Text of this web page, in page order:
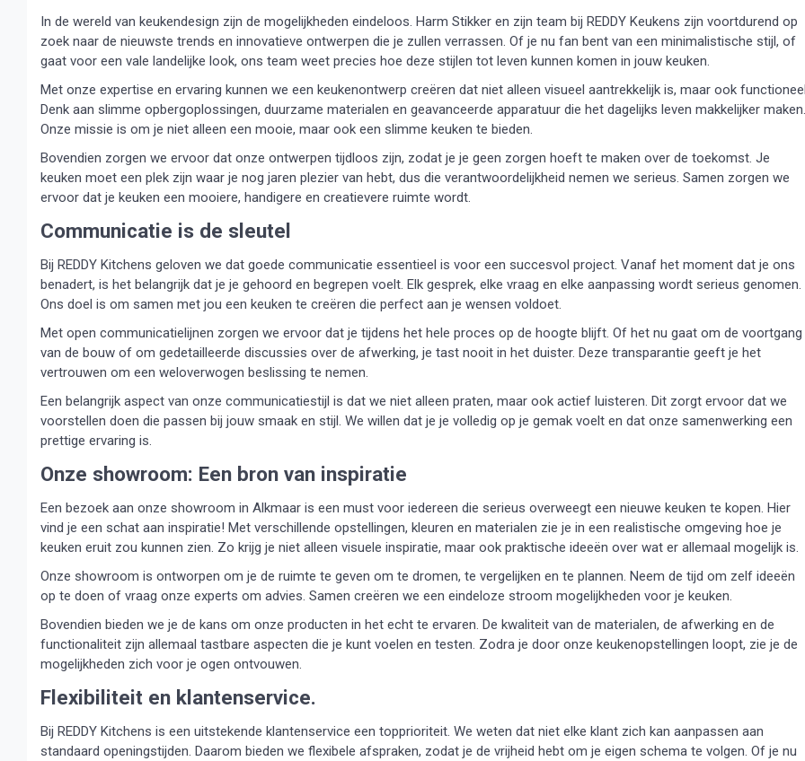
In de wereld van keukendesign zijn de mogelijkheden eindeloos. Harm Stikker en zijn team bij REDDY Keukens zijn voortdurend op
zoek naar de nieuwste trends en innovatieve ontwerpen die je zullen verrassen. Of je nu fan bent van een minimalistische stijl, of
gaat voor een vale landelijke look, ons team weet precies hoe deze stijlen tot leven kunnen komen in jouw keuken.
Met onze expertise en ervaring kunnen we een keukenontwerp creëren dat niet alleen visueel aantrekkelijk is, maar ook
Denk aan slimme opbergoplossingen, duurzame materialen en geavanceerde apparatuur die het dagelijks leven makkelijker maken.
Onze missie is om je niet alleen een mooie, maar ook een slimme keuken te bieden.
Bovendien zorgen we ervoor dat onze ontwerpen tijdloos zijn, zodat je je geen zorgen hoeft te maken over de toekomst. Je
keuken moet een plek zijn waar je nog jaren plezier van hebt, dus die verantwoordelijkheid nemen we serieus. Samen zorgen we
ervoor dat je keuken een mooiere, handigere en creatievere ruimte wordt.
Communicatie is de sleutel
Bij REDDY Kitchens geloven we dat goede communicatie essentieel is voor een succesvol project. Vanaf het moment dat je ons
benadert, is het belangrijk dat je je gehoord en begrepen voelt. Elk gesprek, elke vraag en elke aanpassing wordt serieus genomen.
Ons doel is om samen met jou een keuken te creëren die perfect aan je wensen voldoet.
Met open communicatielijnen zorgen we ervoor dat je tijdens het hele proces op de hoogte blijft. Of het nu gaat om de voortgang
van de bouw of om gedetailleerde discussies over de afwerking, je tast nooit in het duister. Deze transparantie geeft je het
vertrouwen om een weloverwogen beslissing te nemen.
Een belangrijk aspect van onze communicatiestijl is dat we niet alleen praten, maar ook actief luisteren. Dit zorgt ervoor dat we
voorstellen doen die passen bij jouw smaak en stijl. We willen dat je je volledig op je gemak voelt en dat onze samenwerking een
prettige ervaring is.
Onze showroom: Een bron van inspiratie
Een bezoek aan onze showroom in Alkmaar is een must voor iedereen die serieus overweegt een nieuwe keuken te kopen. Hier
vind je een schat aan inspiratie! Met verschillende opstellingen, kleuren en materialen zie je in een realistische omgeving hoe je
keuken eruit zou kunnen zien. Zo krijg je niet alleen visuele inspiratie, maar ook praktische ideeën over wat er allemaal mogelijk is.
Onze showroom is ontworpen om je de ruimte te geven om te dromen, te vergelijken en te plannen. Neem de tijd om zelf ideeën
op te doen of vraag onze experts om advies. Samen creëren we een eindeloze stroom mogelijkheden voor je keuken.
Bovendien bieden we je de kans om onze producten in het echt te ervaren. De kwaliteit van de materialen, de afwerking en de
functionaliteit zijn allemaal tastbare aspecten die je kunt voelen en testen. Zodra je door onze keukenopstellingen loopt, zie je de
mogelijkheden zich voor je ogen ontvouwen.
Flexibiliteit en klantenservice.
Bij REDDY Kitchens is een uitstekende klantenservice een topprioriteit. We weten dat niet elke klant zich kan aanpassen aan
standaard openingstijden. Daarom bieden we flexibele afspraken, zodat je de vrijheid hebt om je eigen schema te volgen. Of je nu